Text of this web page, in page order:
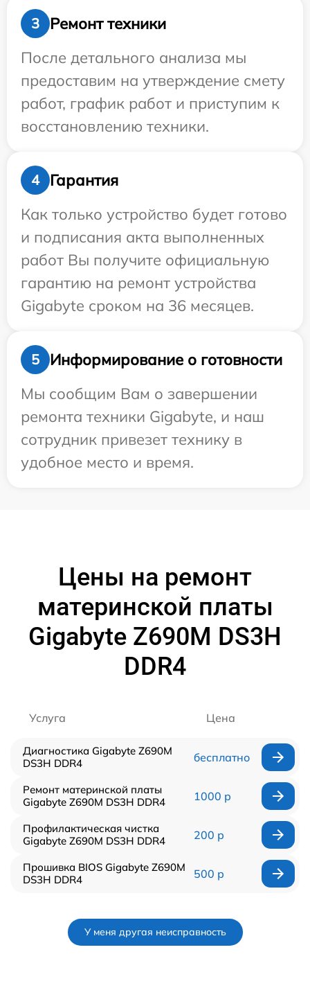
3
Ремонт техники
После детального анализа мы
предоставим на утверждение смету
работ, график работ и приступим к
восстановлению техники.
4
Гарантия
Как только устройство будет готово
и подписания акта выполненных
работ Вы получите официальную
гарантию на ремонт устройства
Gigabyte сроком на 36 месяцев.
5
Информирование о готовности
Мы сообщим Вам о завершении
ремонта техники Gigabyte, и наш
сотрудник привезет технику в
удобное место и время.
Цены на ремонт
материнской платы
Gigabyte Z690M DS3H
DDR4
Услуга Цена
Диагностика Gigabyte Z690M
DS3H DDR4
бесплатно
Ремонт материнской платы
Gigabyte Z690M DS3H DDR4
1000 р
Профилактическая чистка
Gigabyte Z690M DS3H DDR4
200 р
Прошивка BIOS Gigabyte Z690M
DS3H DDR4
500 р
У меня другая неисправность